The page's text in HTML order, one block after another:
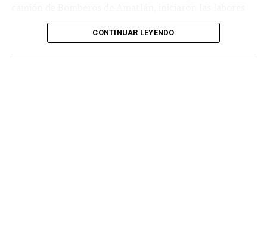
para sofocar el fuego, logrando controlar la emergencia
tras varios minutos de trabajo.
CONTINUAR LEYENDO